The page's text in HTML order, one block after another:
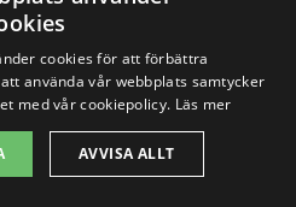
för
cookies för att förbättra
använda vår webbplats samtycker
med vår cookiepolicy. Läs mer
AVVISA ALLT